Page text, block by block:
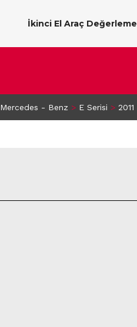
İkinci El Araç Değerleme
Mercedes - Benz > E Serisi > 2011